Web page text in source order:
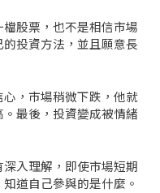
股票，也不是相信市場
投資方法，並且願意長
，市場稍微下跌，他就
最後，投資變成被情緒
入理解，即使市場短期
道自己參與的是什麼。